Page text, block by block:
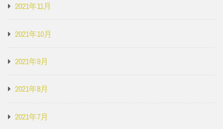
2021年11月
2021年10月
2021年9月
2021年8月
2021年7月